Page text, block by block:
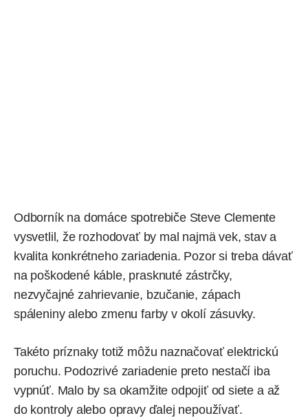
Odborník na domáce spotrebiče Steve Clemente
vysvetlil, že rozhodovať by mal najmä vek, stav a
kvalita konkrétneho zariadenia. Pozor si treba dávať
na poškodené káble, prasknuté zástrčky,
nezvyčajné zahrievanie, bzučanie, zápach
spáleniny alebo zmenu farby v okolí zásuvky.
Takéto príznaky totiž môžu naznačovať elektrickú
poruchu. Podozrivé zariadenie preto nestačí iba
vypnúť. Malo by sa okamžite odpojiť od siete a až
do kontroly alebo opravy ďalej nepoužívať.